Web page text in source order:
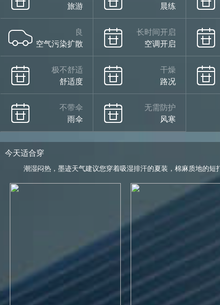
旅游
晨练
良
空气污染扩散
长时间开启
空调开启
极不舒适
舒适度
干燥
路况
不带伞
雨伞
无需防护
风寒
今天适合穿
潮湿闷热，墨迹天气建议您穿着吸湿排汗的夏装，棉麻质地的短